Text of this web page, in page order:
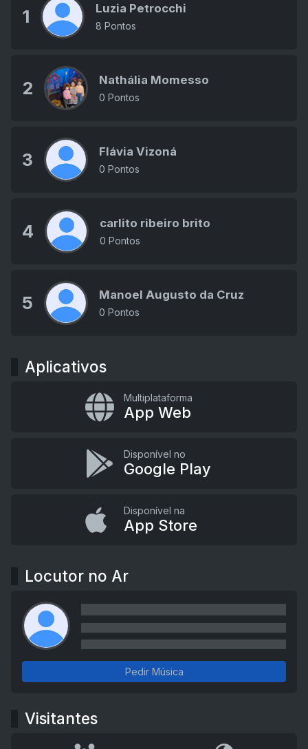
1 Luzia Petrocchi
8 Pontos
2 Nathália Momesso
0 Pontos
3 Flávia Vizoná
0 Pontos
4 carlito ribeiro brito
0 Pontos
5 Manoel Augusto da Cruz
0 Pontos
Aplicativos
Multiplataforma
App Web
Disponível no
Google Play
Disponível na
App Store
Locutor no Ar
Pedir Música
Visitantes